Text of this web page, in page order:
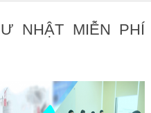
NHẬT MIỄN PHÍ